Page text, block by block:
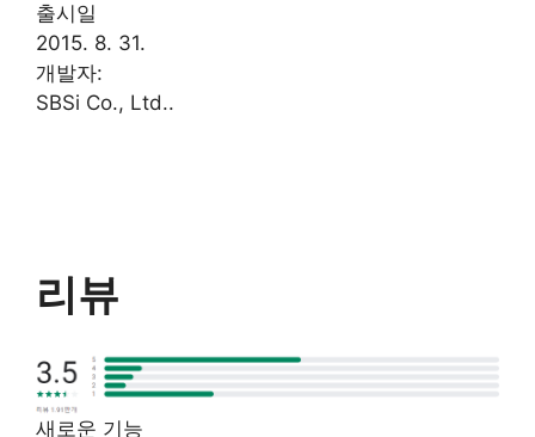
출시일
2015. 8. 31.
개발자:
SBSi Co., Ltd..
리뷰
새로운 기능